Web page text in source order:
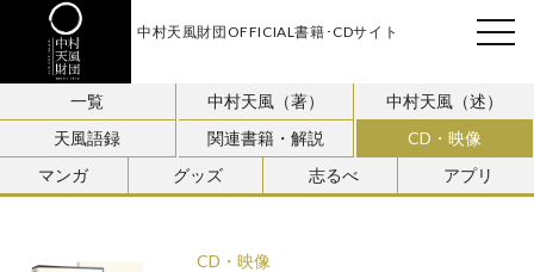
中村天風財団OFFICIAL書籍･CDサイト
一覧 中村天風（著）
中村天風（述）
天風語録
関連書籍・解説
CD・映像
マンガ
グッズ 志るべ アプリ
CD・映像